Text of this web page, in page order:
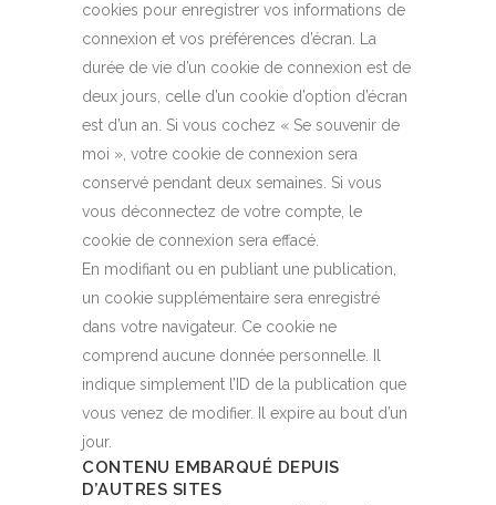
cookies pour enregistrer vos informations de
connexion et vos préférences d’écran. La
durée de vie d’un cookie de connexion est de
deux jours, celle d’un cookie d’option d’écran
est d’un an. Si vous cochez « Se souvenir de
moi », votre cookie de connexion sera
conservé pendant deux semaines. Si vous
vous déconnectez de votre compte, le
cookie de connexion sera effacé.
En modifiant ou en publiant une publication,
un cookie supplémentaire sera enregistré
dans votre navigateur. Ce cookie ne
comprend aucune donnée personnelle. Il
indique simplement l’ID de la publication que
vous venez de modifier. Il expire au bout d’un
jour.
CONTENU EMBARQUÉ DEPUIS
D’AUTRES SITES